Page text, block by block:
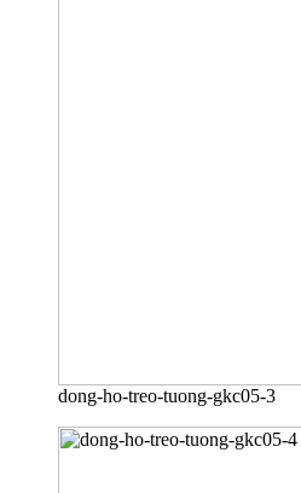
dong-ho-treo-tuong-gkc05-3